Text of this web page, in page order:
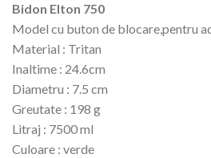
Bidon Elton 750
Model cu buton de blocare,pentru
Material : Tritan
Inaltime : 24.6cm
Diametru : 7.5 cm
Greutate : 198 g
Litraj : 7500 ml
Culoare : verde